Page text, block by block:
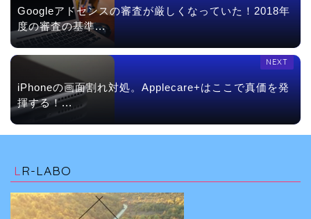
Googleアドセンスの審査が厳しくなっていた！2018年
度の審査の基準...
iPhoneの画面割れ対処。Applecare+はここで真価を発
揮する！...
LR-LABO